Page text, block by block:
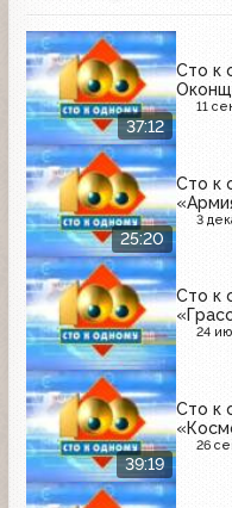
37:12
Сто к
11
25:20
Сто к
3
Сто к
24
39:19
Сто к
26